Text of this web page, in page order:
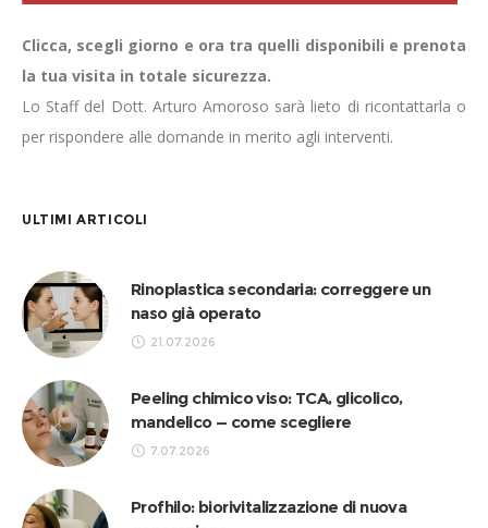
Clicca, scegli giorno e ora tra quelli disponibili e prenota
la tua visita in totale sicurezza.
Lo Staff del Dott. Arturo Amoroso sarà lieto di ricontattarla o
per rispondere alle domande in merito agli interventi.
ULTIMI ARTICOLI
Rinoplastica secondaria: correggere un
naso già operato
21.07.2026
Peeling chimico viso: TCA, glicolico,
mandelico — come scegliere
7.07.2026
Profhilo: biorivitalizzazione di nuova